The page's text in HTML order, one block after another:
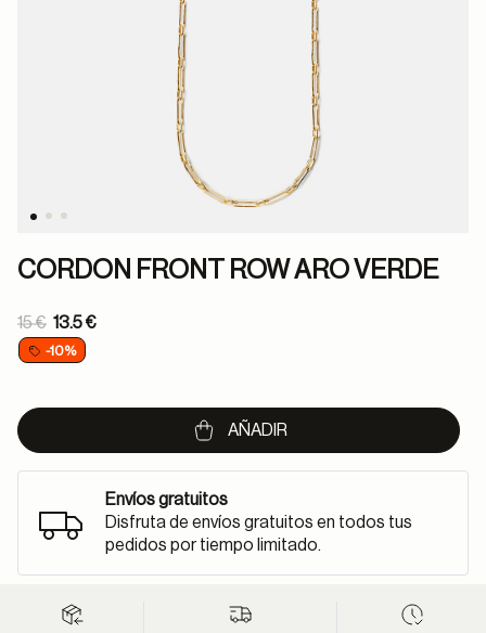
CORDON FRONT ROW ARO VERDE
Price reduced from
15 €
to
13.5 €
-10%
AÑADIR
Envíos gratuitos
Disfruta de envíos gratuitos en todos tus
pedidos por tiempo limitado.